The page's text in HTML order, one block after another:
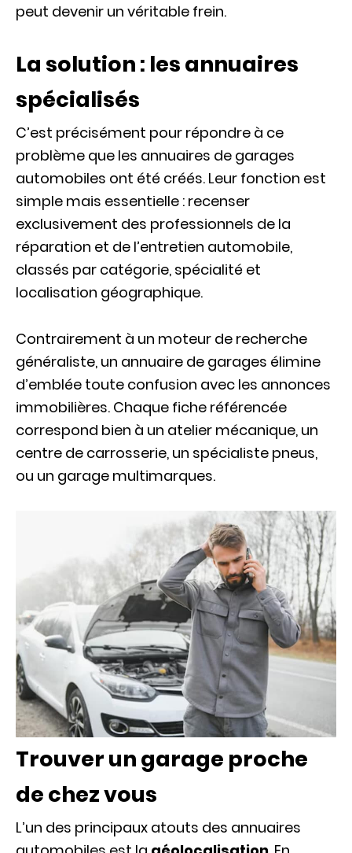
peut devenir un véritable frein.
La solution : les annuaires
spécialisés
C’est précisément pour répondre à ce
problème que les annuaires de garages
automobiles ont été créés. Leur fonction est
simple mais essentielle : recenser
exclusivement des professionnels de la
réparation et de l’entretien automobile,
classés par catégorie, spécialité et
localisation géographique.
Contrairement à un moteur de recherche
généraliste, un annuaire de garages élimine
d’emblée toute confusion avec les annonces
immobilières. Chaque fiche référencée
correspond bien à un atelier mécanique, un
centre de carrosserie, un spécialiste pneus,
ou un garage multimarques.
Trouver un garage proche
de chez vous
L’un des principaux atouts des annuaires